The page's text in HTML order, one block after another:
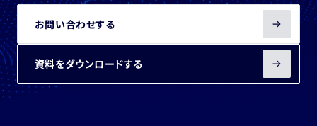
お問い合わせする
資料をダウンロードする